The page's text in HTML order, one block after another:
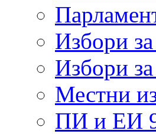
Избори
Избори
Местни
ПИ и ЕИ